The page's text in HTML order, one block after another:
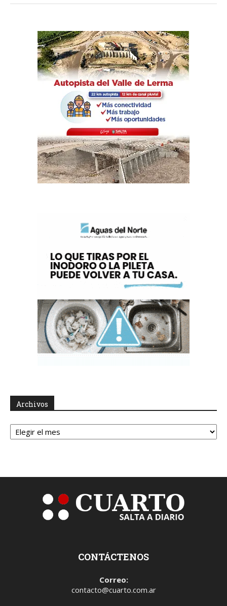
Archivos
Archivos
CONTÁCTENOS
Correo:
contacto@cuarto.com.ar